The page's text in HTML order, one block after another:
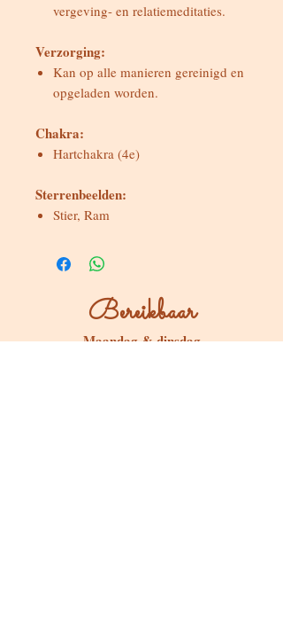
vergeving- en relatiemeditaties.
Verzorging:
Kan op alle manieren gereinigd en
opgeladen worden.
Chakra:
Hartchakra (4e)
Sterrenbeelden:
Stier, Ram
Bereikbaar
Maandag & dinsdag